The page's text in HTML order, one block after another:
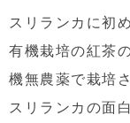
スリランカに初
有機栽培の紅茶
機無農薬で栽培
スリランカの面